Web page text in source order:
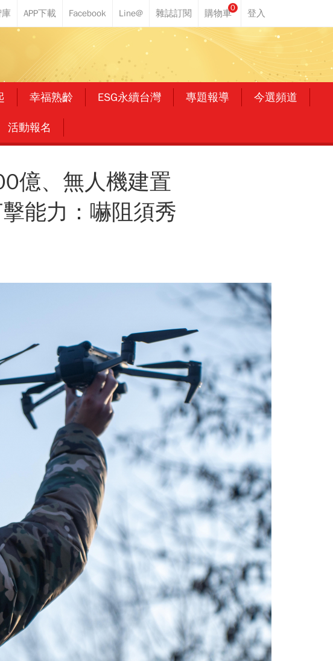
0
幸福熟齡 ESG永續台灣 專題報導 今選頻道
活動報名
億、無人機建置
能力：嚇阻須秀